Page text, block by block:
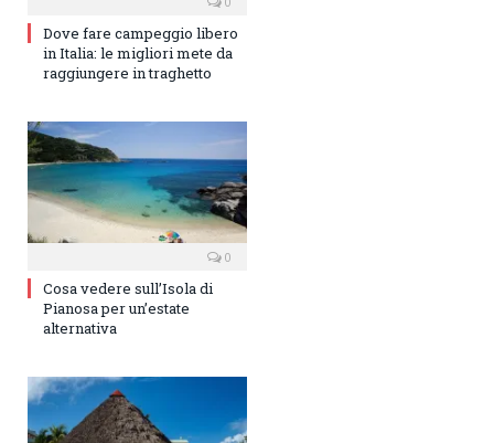
Dove fare campeggio libero
in Italia: le migliori mete da
raggiungere in traghetto
0
Cosa vedere sull’Isola di
Pianosa per un’estate
alternativa